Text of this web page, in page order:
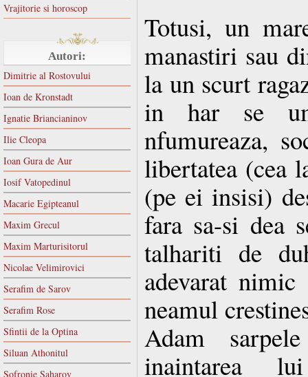
Vrajitorie si horoscop
Autori:
Dimitrie al Rostovului
Ioan de Kronstadt
Ignatie Briancianinov
Ilie Cleopa
Ioan Gura de Aur
Iosif Vatopedinul
Macarie Egipteanul
Maxim Grecul
Maxim Marturisitorul
Nicolae Velimirovici
Serafim de Sarov
Serafim Rose
Sfintii de la Optina
Siluan Athonitul
Sofronie Saharov
Totusi, un
manastiri sau
la un scurt
in har se
nfumureaza,
libertatea (cea
(pe ei insisi)
fara sa-si dea
talhariti de
adevarat
neamul
Adam
inaintarea